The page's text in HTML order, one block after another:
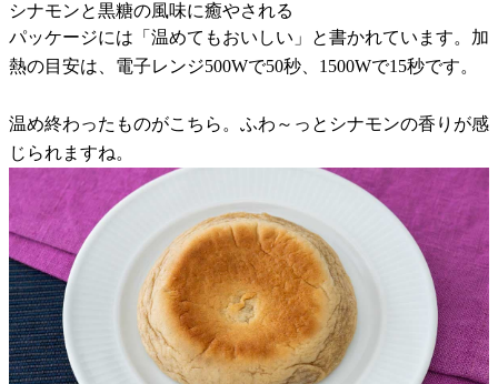
シナモンと黒糖の風味に癒やされる
パッケージには「温めてもおいしい」と書かれています。加
熱の目安は、電子レンジ500Wで50秒、1500Wで15秒です。
温め終わったものがこちら。ふわ～っとシナモンの香りが感
じられますね。